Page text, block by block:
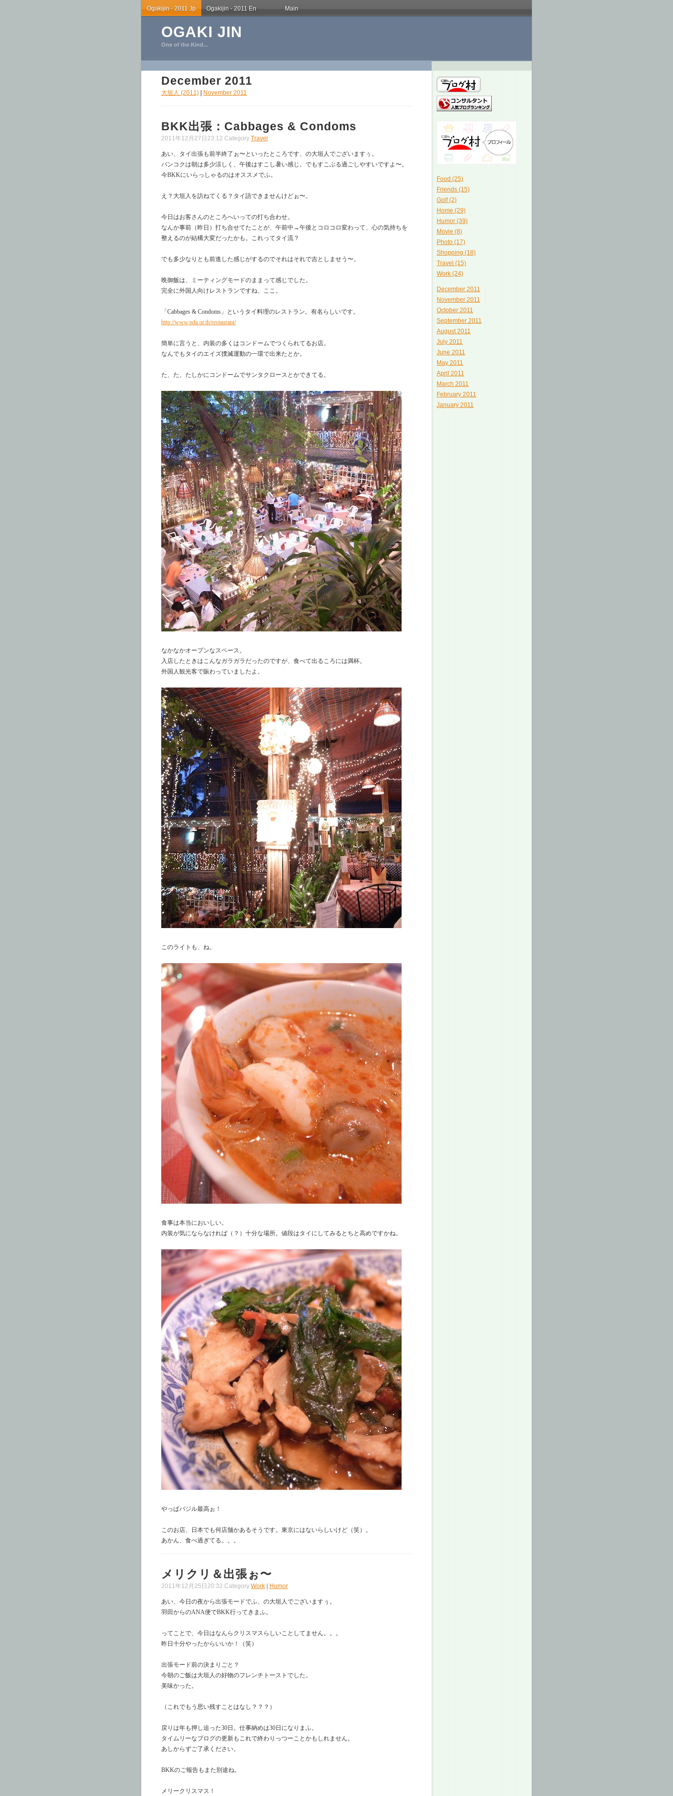
Ogakijin - 2011 Jp Ogakijin - 2011 En Main
OGAKI JIN
One of the Kind...
Food (25)
Friends (15)
Golf (2)
Home (29)
Humor (39)
Movie (8)
Photo (17)
Shopping (18)
Travel (15)
Work (24)
December 2011
November 2011
October 2011
September 2011
August 2011
July 2011
June 2011
May 2011
April 2011
March 2011
February 2011
January 2011
December 2011
大垣人 (2011) November 2011
BKK出張：Cabbages & Condoms
2011年12月27日23:12 Category Travel
あい、タイ出張も前半終了ぉ〜といったところです、の大垣人でございますぅ。
バンコクは朝は多少涼しく、午後はすこし暑い感じ。でもすこぶる過ごしやすいですよ〜。
今BKKにいらっしゃるのはオススメでふ。
え？大垣人を訪ねてくる？タイ語できませんけどぉ〜。
今日はお客さんのところへいっての打ち合わせ。
なんか事前（昨日）打ち合せてたことが、午前中→午後とコロコロ変わって、心の気持ちを
整えるのが結構大変だったかも。これってタイ流？
でも多少なりとも前進した感じがするのでそれはそれで吉としませう〜。
晩御飯は、ミーティングモードのままって感じでした。
完全に外国人向けレストランですね、ここ。
「Cabbages & Condoms」というタイ料理のレストラン。有名らしいです。
http://www.pda.or.th/restaurant/
簡単に言うと、内装の多くはコンドームでつくられてるお店。
なんでもタイのエイズ撲滅運動の一環で出来たとか。
た、た、たしかにコンドームでサンタクロースとかできてる。
なかなかオープンなスペース。
入店したときはこんなガラガラだったのですが、食べて出るころには満杯。
外国人観光客で賑わっていましたよ。
このライトも、ね。
食事は本当においしい。
内装が気にならなければ（？）十分な場所。値段はタイにしてみるとちと高めですかね。
やっぱバジル最高ぉ！
このお店、日本でも何店舗かあるそうです。東京にはないらしいけど（笑）。
あかん、食べ過ぎてる。。。
メリクリ＆出張ぉ〜
2011年12月25日20:32 Category Work Humor
あい、今日の夜から出張モードでふ、の大垣人でございますぅ。
羽田からのANA便でBKK行ってきまふ。
ってことで、今日はなんらクリスマスらしいことしてません。。。
昨日十分やったからいいか！（笑）
出張モード前の決まりごと？
今朝のご飯は大垣人の好物のフレンチトーストでした。
美味かった。
（これでもう思い残すことはなし？？？）
戻りは年も押し迫った30日。仕事納めは30日になりまふ。
タイムリーなブログの更新もこれで終わりっつーことかもしれません。
あしからずご了承ください。
BKKのご報告もまた別途ね。
メリークリスマス！